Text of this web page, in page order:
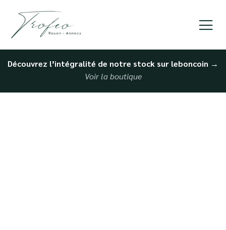
Découvrez l’intégralité de notre stock sur leboncoin →
Voir la boutique